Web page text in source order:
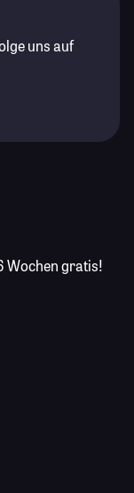
uns auf
Wochen gratis!